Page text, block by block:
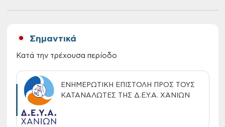
Σημαντικά
Κατά την τρέχουσα περίοδο
ΕΝΗΜΕΡΩΤΙΚΗ ΕΠΙΣΤΟΛΗ ΠΡΟΣ ΤΟΥΣ
ΚΑΤΑΝΑΛΩΤΕΣ ΤΗΣ Δ.Ε.Υ.Α. ΧΑΝΙΩΝ